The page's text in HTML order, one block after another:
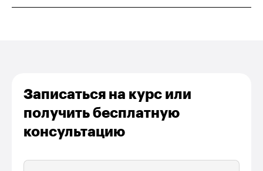
Записаться на курс или
получить бесплатную
консультацию